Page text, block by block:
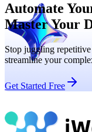
Automate
Master Your
Stop juggling
streamline your
Get Started Free